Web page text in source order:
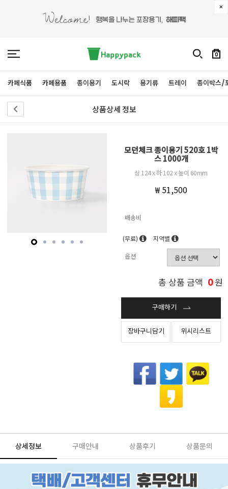
0
카페식품 카페용품 종이용기 도시락 용기류 트레이 종이박스/
상품상세 정보
모던체크 종이용기 520호 1박
스 1000개
상 124 x 하 102 x 높이 60mm
₩ 51,500
배송비
(무료) 지역별
옵션
총 상품 금액 0원
구매하기
장바구니담기 위시리스트
상세정보 구매안내 상품후기 상품문의